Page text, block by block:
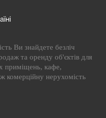
Ви знайдете безліч
та оренду об'єктів для
приміщень, кафе,
комерційну нерухомість